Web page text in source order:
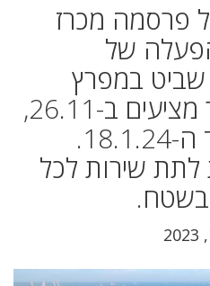
פרסמה מכרז
של
במפרץ
חיפה ותקיים סיור מציעים ב-26.11,
ההצעות יוגשו עד ה-18.1.24.
שירות לכל
בשטח.